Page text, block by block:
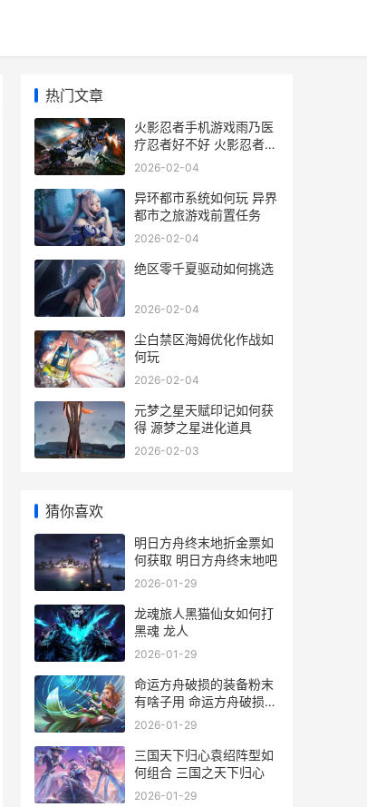
热门文章
火影忍者手机游戏雨乃医
疗忍者好不好 火影忍者手
机游戏排行榜
2026-02-04
异环都市系统如何玩 异界
都市之旅游戏前置任务
2026-02-04
绝区零千夏驱动如何挑选
2026-02-04
尘白禁区海姆优化作战如
何玩
2026-02-04
元梦之星天赋印记如何获
得 源梦之星进化道具
2026-02-03
猜你喜欢
明日方舟终末地折金票如
何获取 明日方舟终末地吧
2026-01-29
龙魂旅人黑猫仙女如何打
黑魂 龙人
2026-01-29
命运方舟破损的装备粉末
有啥子用 命运方舟破损的
金属碎片有什么用
2026-01-29
三国天下归心袁绍阵型如
何组合 三国之天下归心
2026-01-29